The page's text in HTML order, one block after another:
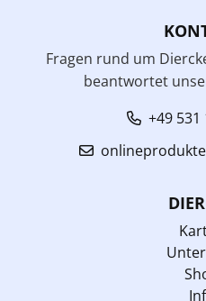
Fragen rund um
beantwortet
+49 531